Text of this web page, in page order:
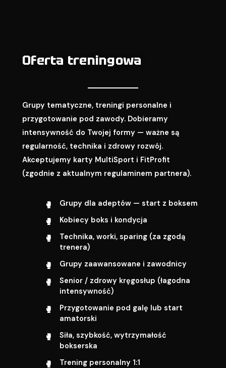
Oferta treningowa
Grupy tematyczne, treningi personalne i
przygotowanie pod zawody. Dobieramy
intensywność do Twojej formy — ważne są
regularność, technika i zdrowy rozwój.
Akceptujemy karty MultiSport i FitProfit
(zgodnie z aktualnym regulaminem partnera).
Grupy dla adeptów — start z boksem
Kobiecy boks i kondycja
Technika, worki, sparing (za zgodą
trenera)
Grupy zaawansowane i zawodnicy
Senior / zdrowy kręgosłup (łagodna
intensywność)
Przygotowanie pod galę lub start
amatorski
Siła, szybkość, wytrzymałość
bokserska
Trening personalny 1:1